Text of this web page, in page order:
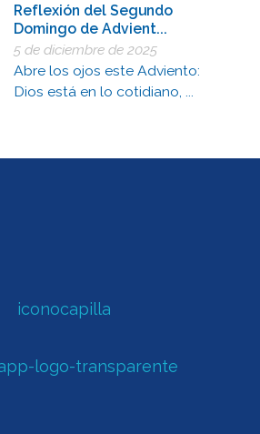
Reflexión del Segundo
Domingo de Advient...
5 de diciembre de 2025
Abre los ojos este Adviento:
Dios está en lo cotidiano, ...